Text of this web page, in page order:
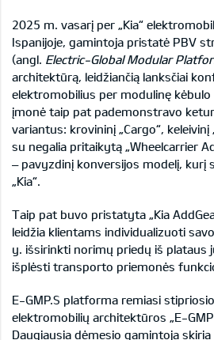
2025 m. vasarį per „Kia“
Ispanijoje, gamintoja pristatė PBV
(angl. Electric-Global Modular
architektūrą, leidžiančią lanksčiai
elektromobilius per modulinę
įmonė taip pat pademonstravo
variantus: krovininį „Cargo“,
su negalia pritaikytą „Wheelcarrier
– pavyzdinį konversijos modelį, kurį
„Kia“.
Taip pat buvo pristatyta „Kia
leidžia klientams individualizuoti
y. išsirinkti norimų priedų iš plataus
išplėsti transporto priemonės
E-GMP.S platforma remiasi
elektromobilių architektūros „E-
Daugiausia dėmesio gamintoja